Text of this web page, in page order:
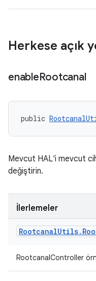
Herkese açık
enableRootcanal
public
Mevcut HAL'i mevcut
değiştirin.
İlerlemeler
RootcanalUtils.
RootcanalController